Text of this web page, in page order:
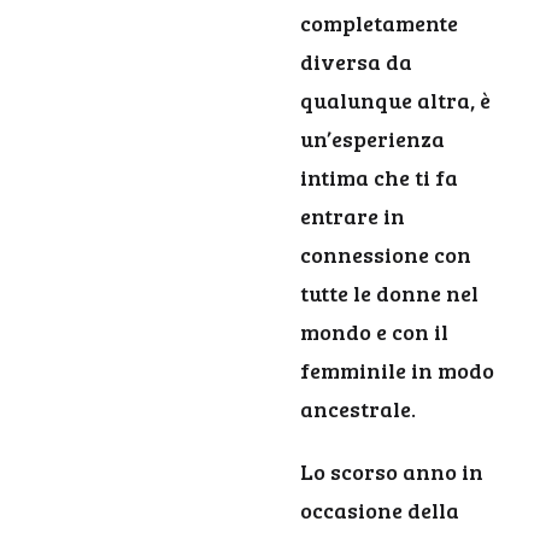
completamente
diversa da
qualunque altra, è
un’esperienza
intima che ti fa
entrare in
connessione con
tutte le donne nel
mondo e con il
femminile in modo
ancestrale.
Lo scorso anno in
occasione della